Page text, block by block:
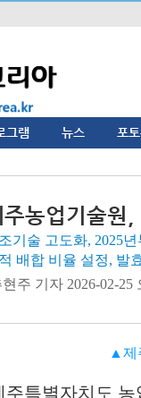
그램 뉴스 포
주농업기술원
기술 고도화, 2025
배합 비율 설정, 발
주 기자 2026-02-25
▲제
주특별자치도 농